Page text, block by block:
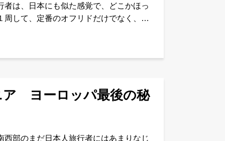
は、日本にも似た感覚で、どこかほっ
して、定番のオフリドだけでなく、歴
ア ヨーロッパ最後の秘
部のまだ日本人旅行者にはあまりなじ